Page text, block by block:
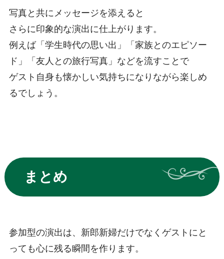
写真と共にメッセージを添えると
さらに印象的な演出に仕上がります。
例えば「学生時代の思い出」「家族とのエピソー
ド」「友人との旅行写真」などを流すことで
ゲスト自身も懐かしい気持ちになりながら楽しめ
るでしょう。
まとめ
参加型の演出は、新郎新婦だけでなくゲストにと
っても心に残る瞬間を作ります。